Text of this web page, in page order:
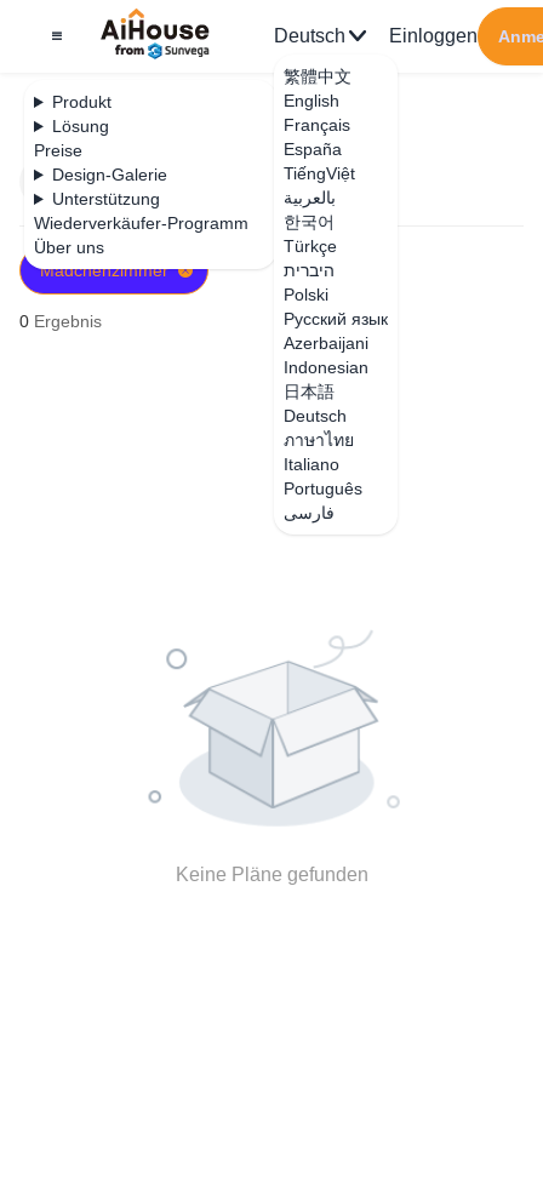
Produkt
Lösung
Preise
Design-Galerie
Unterstützung
Wiederverkäufer-Programm
Über uns
Deutsch
繁體中文
English
Français
España
TiếngViệt
بالعربية
한국어
Türkçe
היברית
Polski
Русский язык
Azerbaijani
Indonesian
日本語
Deutsch
ภาษาไทย
Italiano
Português
فارسی
Einloggen
Filter
Mädchenzimmer
0 Ergebnis
Keine Pläne gefunden